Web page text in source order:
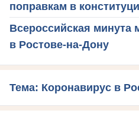
поправкам в
Всероссийская минута
в Ростове-на-Дону
Тема: Коронавирус в